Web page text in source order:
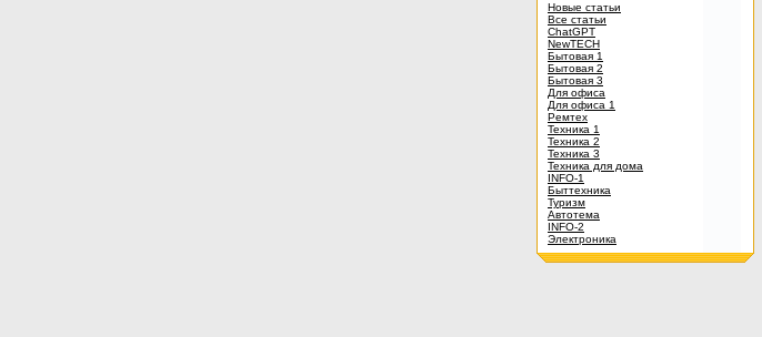
Новые статьи
Все статьи
ChatGPT
NewTECH
Бытовая 1
Бытовая 2
Бытовая 3
Для офиса
Для офиса 1
Ремтех
Техника 1
Техника 2
Техника 3
Техника для дома
INFO-1
Быттехника
Туризм
Автотема
INFO-2
Электроника